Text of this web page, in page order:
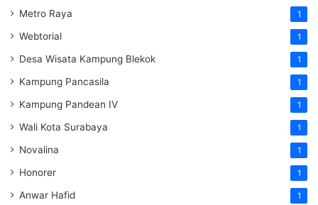
Metro Raya 1
Webtorial 1
Desa Wisata Kampung Blekok 1
Kampung Pancasila 1
Kampung Pandean IV 1
Wali Kota Surabaya 1
Novalina 1
Honorer 1
Anwar Hafid 1